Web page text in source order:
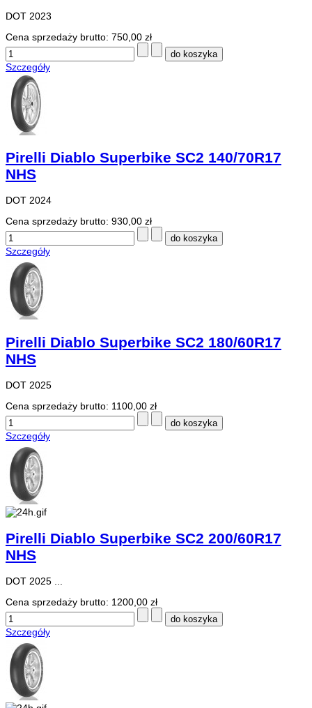
DOT 2023
Cena sprzedaży brutto: 750,00 zł
Szczegóły
Pirelli Diablo Superbike SC2 140/70R17
NHS
DOT 2024
Cena sprzedaży brutto: 930,00 zł
Szczegóły
Pirelli Diablo Superbike SC2 180/60R17
NHS
DOT 2025
Cena sprzedaży brutto: 1100,00 zł
Szczegóły
Pirelli Diablo Superbike SC2 200/60R17
NHS
DOT 2025 ...
Cena sprzedaży brutto: 1200,00 zł
Szczegóły